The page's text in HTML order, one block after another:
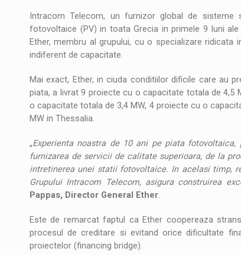
Intracom Telecom, un furnizor global de
fotovoltaice (PV) in toata Grecia in primele 9 luni
Ether, membru al grupului, cu o specializare
indiferent de capacitate.
Mai exact, Ether, in ciuda conditiilor dificile care au
piata, a livrat 9 proiecte cu o capacitate totala de 4,5
o capacitate totala de 3,4 MW, 4 proiecte cu o
MW in Thessalia.
„Experienta noastra de 10 ani pe piata
furnizarea de servicii de calitate superioara, de la
intretinerea unei statii fotovoltaice. In acelasi timp,
Grupului Intracom Telecom, asigura construirea
Pappas, Director General Ether.
Este de remarcat faptul ca Ether coopereaza
procesul de creditare si evitand orice dificultate
proiectelor (financing bridge).